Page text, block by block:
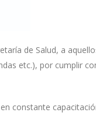
de Salud, a
etc.), por cumplir
constante